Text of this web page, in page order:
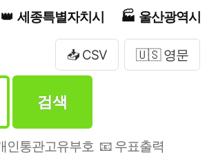
세종특별자치시 울산광역시
📥 CSV 🇺🇸 영문
검색
인통관고유부호 📧 우표출력